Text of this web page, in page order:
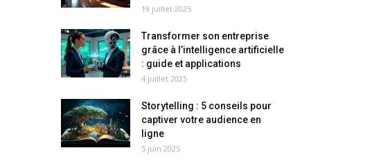
19 juillet 2025
Transformer son entreprise
grâce à l’intelligence artificielle
: guide et applications
4 juillet 2025
Storytelling : 5 conseils pour
captiver votre audience en
ligne
5 juin 2025